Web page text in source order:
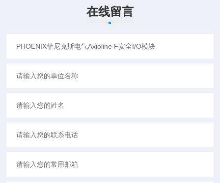
在线留言